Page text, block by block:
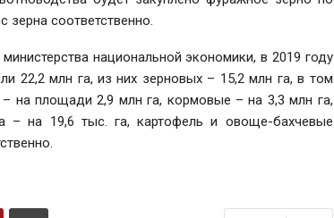
зерна соответственно.
национальной экономики, в 2019 году
22,2 млн га, из них зерновых – 15,2 млн га, в том
на площади 2,9 млн га, кормовые – на 3,3 млн га,
– на 19,6 тыс. га, картофель и овоще-бахчевые